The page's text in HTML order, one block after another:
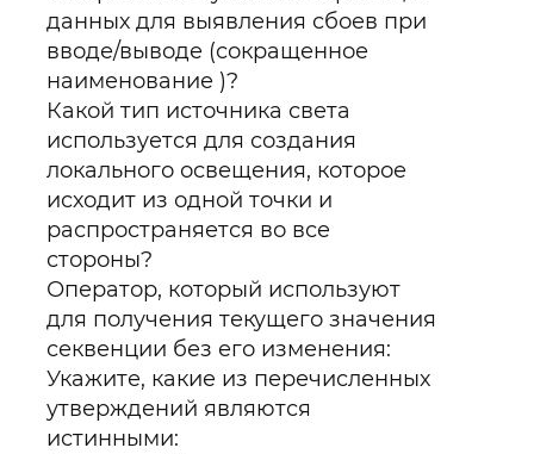
данных для выявления сбоев при
вводе/выводе (сокращенное
наименование )?
Какой тип источника света
используется для создания
локального освещения, которое
исходит из одной точки и
распространяется во все
стороны?
Оператор, который используют
для получения текущего значения
секвенции без его изменения:
Укажите, какие из перечисленных
утверждений являются
истинными: